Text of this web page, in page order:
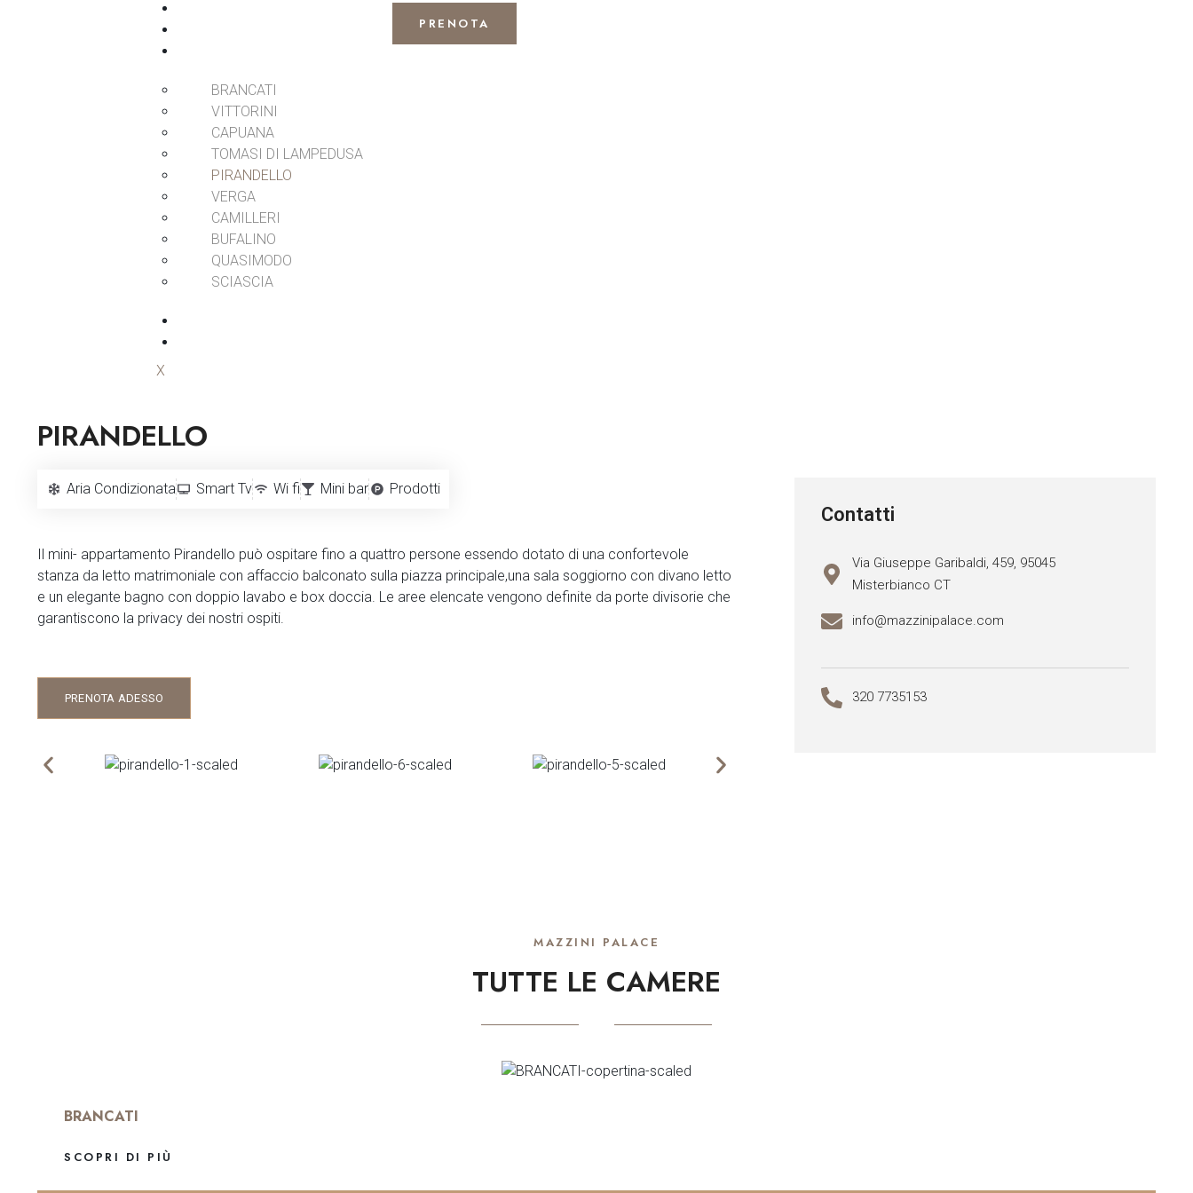
BRANCATI
VITTORINI
CAPUANA
TOMASI DI LAMPEDUSA
PIRANDELLO
VERGA
CAMILLERI
BUFALINO
QUASIMODO
SCIASCIA
X
PRENOTA
PIRANDELLO
Aria Condizionata Smart Tv Wi fi Mini bar Prodotti
Il mini- appartamento Pirandello può ospitare fino a quattro persone essendo dotato di una confortevole
stanza da letto matrimoniale con affaccio balconato sulla piazza principale,una sala soggiorno con divano letto
e un elegante bagno con doppio lavabo e box doccia. Le aree elencate vengono definite da porte divisorie che
garantiscono la privacy dei nostri ospiti.
PRENOTA ADESSO
Contatti
Via Giuseppe Garibaldi, 459, 95045
Misterbianco CT
info@mazzinipalace.com
320 7735153
MAZZINI PALACE
TUTTE LE CAMERE
BRANCATI
SCOPRI DI PIÙ